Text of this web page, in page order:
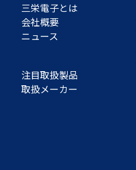
三栄電子とは
会社概要
ニュース
注目取扱製品
取扱メーカー